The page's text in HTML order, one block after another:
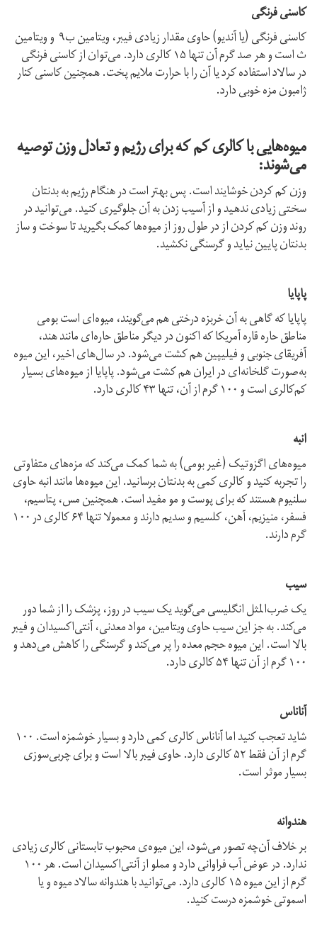
کاسنی ‌فرنگی
کاسنی فرنگی (یا آندیو) حاوی مقدار زیادی فیبر، ویتامین ب۹ و ویتامین
ث است و هر صد گرم آن تنها ۱۵ کالری دارد. می‌توان از کاسنی فرنگی
در سالاد استفاده کرد یا آن را با حرارت ملایم پخت. همچنین کاسنی کنار
ژامبون مزه‌ خوبی دارد.
میوه‌هایی با کالری کم که برای رژیم و تعادل وزن توصیه
می‌شوند:
وزن کم کردن خوشایند است. پس بهتر است در هنگام رژیم به بدنتان
سختی زیادی ندهید و از آسیب زدن به آن جلوگیری کنید. می‌توانید در
روند وزن کم کردن از در طول روز از میوه‌ها کمک بگیرید تا سوخت و ساز
بدنتان پایین نیاید و گرسنگی نکشید.
پاپایا
پاپایا که گاهی به آن خربزه درختی هم می‌گویند، میوه‌ای است بومی
مناطق حاره‌ قاره آمریکا که اکنون در دیگر مناطق حاره‌ای مانند هند،
آفریقای جنوبی و فیلیپین هم کشت می‌شود. در سال‌های اخیر، این میوه
به‌صورت گلخانه‌ای در ایران هم کشت می‌شود. پاپایا از میوه‌های بسیار
کم‌کالری است و ۱۰۰ گرم از آن، تنها ۴۳ کالری دارد.
انبه
میوه‌های اگزوتیک (غیر بومی) به شما کمک می‌کند که مزه‌های متفاوتی
را تجربه کنید و کالری کمی به بدنتان برسانید. این میوه‌ها مانند انبه حاوی
سلنیوم هستند که برای پوست و مو مفید است. همچنین مس، پتاسیم،
فسفر، منیزیم، آهن، کلسیم و سدیم دارند و معمولا تنها ۶۴ کالری در ۱۰۰
گرم دارند.
سیب
یک ضرب‌المثل انگلیسی می‌گوید یک سیب در روز، پزشک را از شما دور
می‌کند. به جز این سیب حاوی ویتامین، مواد معدنی، آنتی‌اکسیدان و فیبر
بالا است. این میوه حجم معده را پر می‌کند و گرسنگی را کاهش می‌دهد و
۱۰۰ گرم از آن تنها ۵۴ کالری دارد.
آناناس
شاید تعجب کنید اما آناناس کالری کمی دارد و بسیار خوشمزه است. ۱۰۰
گرم از آن فقط ۵۲ کالری دارد. حاوی فیبر بالا است و برای چربی‌سوزی
بسیار موثر است.
هندوانه
بر خلاف آن‌چه تصور می‌شود، این میوه‌ی محبوب تابستانی کالری زیادی
ندارد. در عوض آب فراوانی دارد و مملو از آنتی‌اکسیدان است. هر ۱۰۰
گرم از این میوه ۱۵ کالری دارد. می‌توانید با هندوانه سالاد میوه و یا
اسموتی خوشمزه درست کنید.